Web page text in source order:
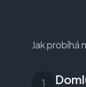
Jak probíhá